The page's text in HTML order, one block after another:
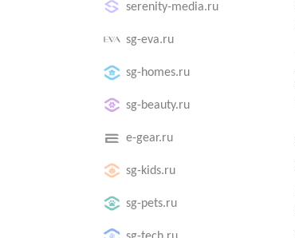
serenity-media.ru
sg-eva.ru
sg-homes.ru
sg-beauty.ru
e-gear.ru
sg-kids.ru
sg-pets.ru